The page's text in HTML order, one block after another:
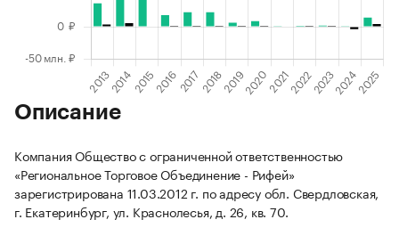
Описание
Компания Общество с ограниченной ответственностью
«Региональное Торговое Объединение - Рифей»
зарегистрирована 11.03.2012 г. по адресу обл. Свердловская,
г. Екатеринбург, ул. Краснолесья, д. 26, кв. 70.